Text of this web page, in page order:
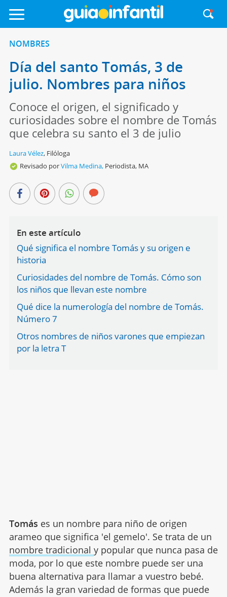
NOMBRES
Día del santo Tomás, 3 de
julio. Nombres para niños
Conoce el origen, el significado y
curiosidades sobre el nombre de Tomás
que celebra su santo el 3 de julio
Laura Vélez, Filóloga
Revisado porVilma Medina, Periodista, MA
En este artículo
Qué significa el nombre Tomás y su origen e
historia
Curiosidades del nombre de Tomás. Cómo son
los niños que llevan este nombre
Qué dice la numerología del nombre de Tomás.
Número 7
Otros nombres de niños varones que empiezan
por la letra T
Tomás es un nombre para niño de origen
arameo que significa 'el gemelo'. Se trata de un
nombre tradicional y popular que nunca pasa de
moda, por lo que este nombre puede ser una
buena alternativa para llamar a vuestro bebé.
Además la gran variedad de formas que puede